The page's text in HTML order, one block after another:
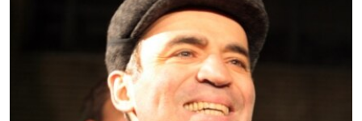
РАСПИСАНИЕ ВЕЩАНИЯ
ПОДПИШИТЕСЬ НА РАССЫЛКУ
СОЦИАЛЬНЫЕ СЕТИ